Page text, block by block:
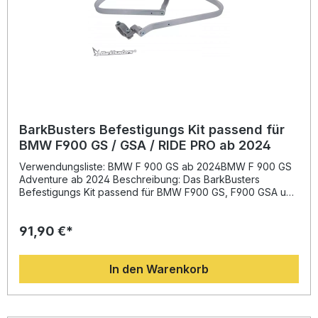
Lieferung – linke und rechte Seite Lieferumfang: 1 Paar
BarkBusters JET Kunststoff-Handschützer (linke und rechte
Seite) Montageschrauben
BarkBusters Befestigungs Kit passend für
BMW F900 GS / GSA / RIDE PRO ab 2024
Verwendungsliste: BMW F 900 GS ab 2024BMW F 900 GS
Adventure ab 2024 Beschreibung: Das BarkBusters
Befestigungs Kit passend für BMW F900 GS, F900 GSA und
Entwickelt mit über 30 Jahren Erfahrung im Motorradsektor,
hervorragende Stabilität und langlebige Materialien. Das
vollständig aus Aluminium gefertigte Design sorgt für
maximale Festigkeit und Schutz, während zwei
Befestigungspunkte eine sichere Montage gewährleisten.
91,90 €*
In den Warenkorb